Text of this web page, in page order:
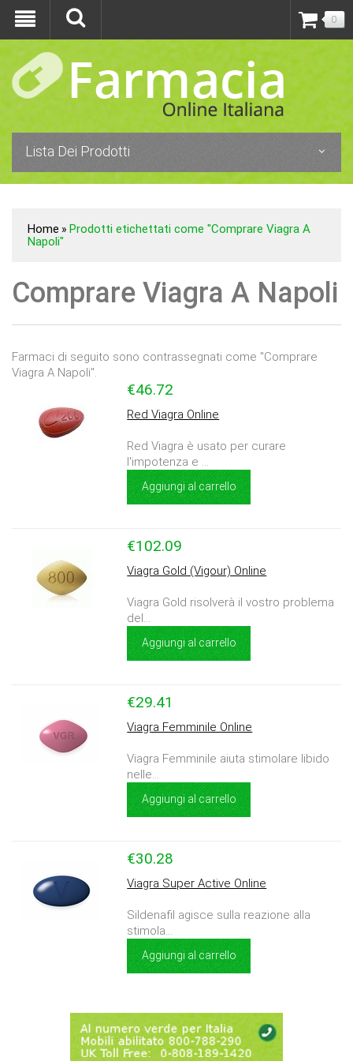
0
Lista Dei Prodotti
Home » Prodotti etichettati come "Comprare Viagra A
Napoli"
Comprare Viagra A Napoli
Farmaci di seguito sono contrassegnati come "Comprare
Viagra A Napoli".
€46.72
Red Viagra Online
Red Viagra è usato per curare
l'impotenza e ...
Aggiungi al carrello
€102.09
Viagra Gold (Vigour) Online
Viagra Gold risolverà il vostro problema
del...
Aggiungi al carrello
€29.41
Viagra Femminile Online
Viagra Femminile aiuta stimolare libido
nelle...
Aggiungi al carrello
€30.28
Viagra Super Active Online
Sildenafil agisce sulla reazione alla
stimola...
Aggiungi al carrello